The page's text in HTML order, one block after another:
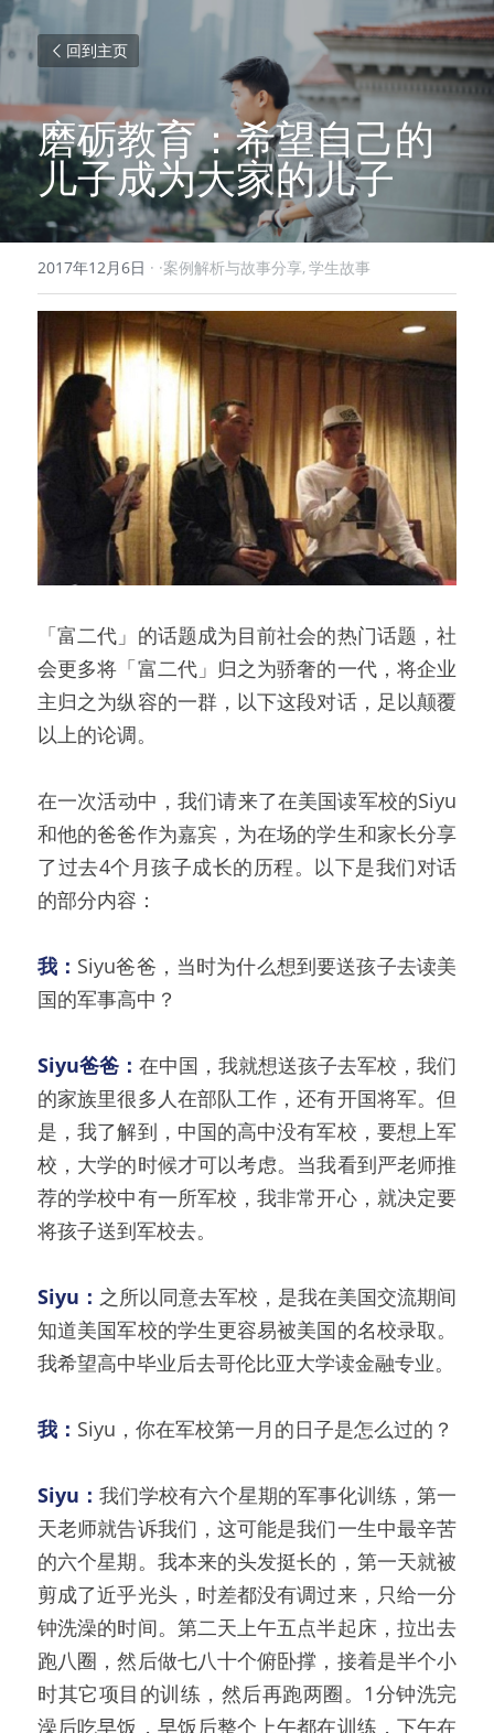
回到主页
磨砺教育：希望自己的
儿子成为大家的儿子
2017年12月6日 · ·案例解析与故事分享,学生故事
「富二代」的话题成为目前社会的热门话题，社
会更多将「富二代」归之为骄奢的一代，将企业
主归之为纵容的一群，以下这段对话，足以颠覆
以上的论调。
在一次活动中，我们请来了在美国读军校的Siyu
和他的爸爸作为嘉宾，为在场的学生和家长分享
了过去4个月孩子成长的历程。以下是我们对话
的部分内容：
我： Siyu爸爸，当时为什么想到要送孩子去读美
国的军事高中？
Siyu爸爸： 在中国，我就想送孩子去军校，我们
的家族里很多人在部队工作，还有开国将军。但
是，我了解到，中国的高中没有军校，要想上军
校，大学的时候才可以考虑。当我看到严老师推
荐的学校中有一所军校，我非常开心，就决定要
将孩子送到军校去。
Siyu： 之所以同意去军校，是我在美国交流期间
知道美国军校的学生更容易被美国的名校录取。
我希望高中毕业后去哥伦比亚大学读金融专业。
我： Siyu，你在军校第一月的日子是怎么过的？
Siyu： 我们学校有六个星期的军事化训练，第一
天老师就告诉我们，这可能是我们一生中最辛苦
的六个星期。我本来的头发挺长的，第一天就被
剪成了近乎光头，时差都没有调过来，只给一分
钟洗澡的时间。第二天上午五点半起床，拉出去
跑八圈，然后做七八十个俯卧撑，接着是半个小
时其它项目的训练，然后再跑两圈。1分钟洗完
澡后吃早饭，早饭后整个上午都在训练，下午在